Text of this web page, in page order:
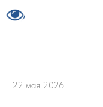
22 мая 2026